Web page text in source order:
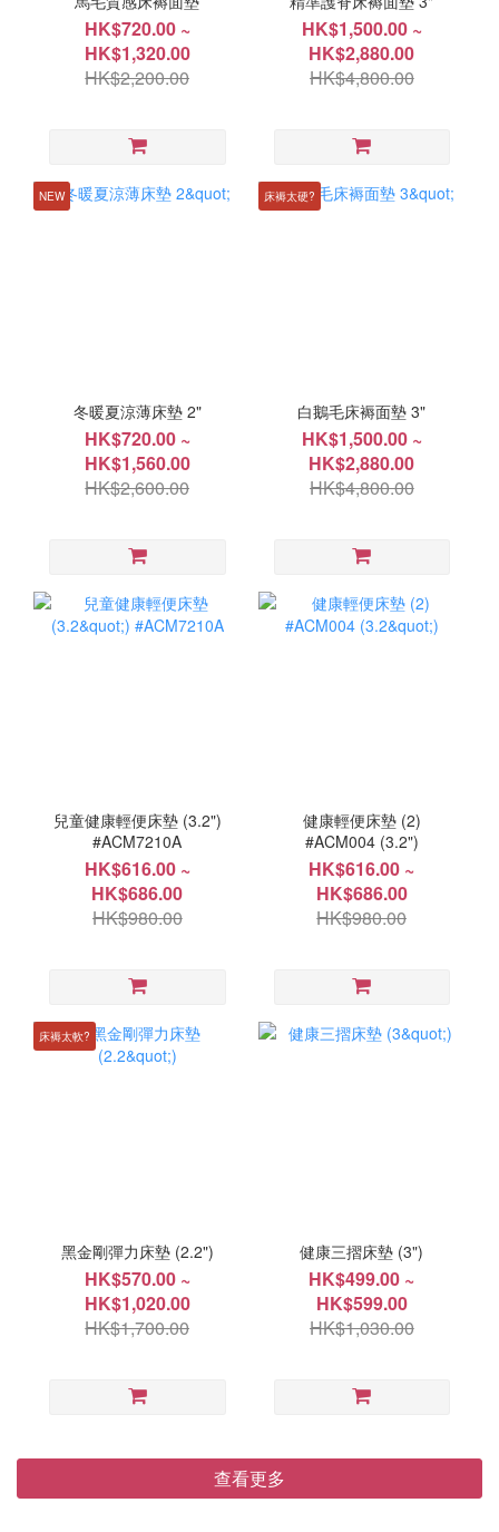
HK$720.00 ~
HK$1,320.00
HK$2,200.00
HK$1,500.00 ~
HK$2,880.00
HK$4,800.00
NEW
冬暖夏涼薄床墊 2"
HK$720.00 ~
HK$1,560.00
HK$2,600.00
床褥太硬?
白鵝毛床褥面墊 3"
HK$1,500.00 ~
HK$2,880.00
HK$4,800.00
兒童健康輕便床墊 (3.2")
#ACM7210A
HK$616.00 ~
HK$686.00
HK$980.00
健康輕便床墊 (2)
#ACM004 (3.2")
HK$616.00 ~
HK$686.00
HK$980.00
床褥太軟?
黑金剛彈力床墊 (2.2")
HK$570.00 ~
HK$1,020.00
HK$1,700.00
健康三摺床墊 (3")
HK$499.00 ~
HK$599.00
HK$1,030.00
查看更多